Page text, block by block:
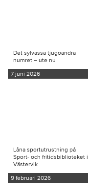
Det sylvassa tjugoandra
numret – ute nu
7 juni 2026
Låna sportutrustning på
Sport- och fritidsbiblioteket i
Västervik
9 februari 2026